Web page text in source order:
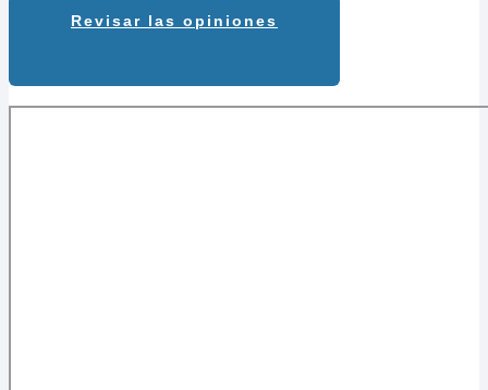
Revisar las opiniones